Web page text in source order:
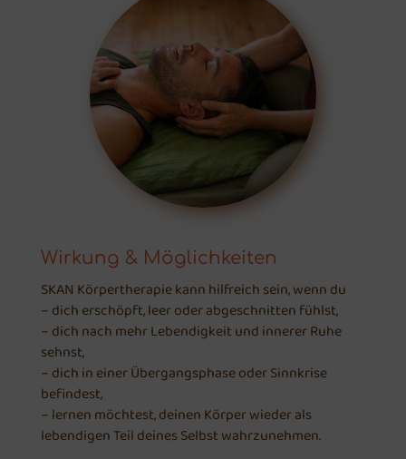
Wirkung & Möglichkeiten
SKAN Körpertherapie kann hilfreich sein, wenn du
– dich erschöpft, leer oder abgeschnitten fühlst,
– dich nach mehr Lebendigkeit und innerer Ruhe
sehnst,
– dich in einer Übergangsphase oder Sinnkrise
befindest,
– lernen möchtest, deinen Körper wieder als
lebendigen Teil deines Selbst wahrzunehmen.